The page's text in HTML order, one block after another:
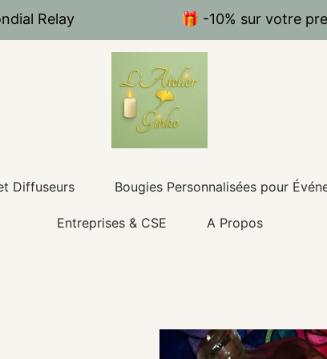
Relay 🎁 -10% sur votre
Diffuseurs Bougies Personnalisées pour
Entreprises & CSE A Propos